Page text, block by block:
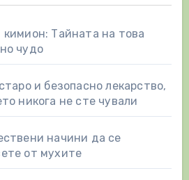
кимион: Тайната на това
чудо
и безопасно лекарство,
никога не сте чували
начини да се
от мухите